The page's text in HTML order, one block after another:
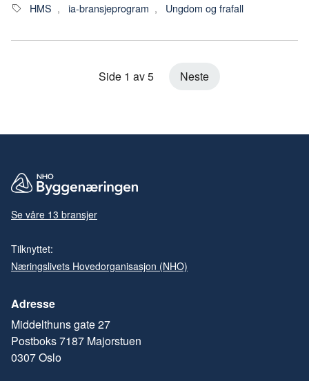
HMS , ia-bransjeprogram , Ungdom og frafall
Side 1 av 5 Neste
Se våre 13 bransjer
Tilknyttet:
Næringslivets Hovedorganisasjon (NHO)
Adresse
Middelthuns gate 27
Postboks 7187 Majorstuen
0307 Oslo